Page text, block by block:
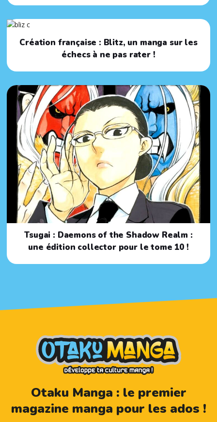
Création française : Blitz, un manga sur les
échecs à ne pas rater !
Tsugai : Daemons of the Shadow Realm :
une édition collector pour le tome 10 !
Otaku Manga : le premier
magazine manga pour les ados !